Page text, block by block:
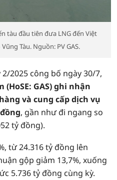
tàu đầu tiên đưa LNG đến Việt
Tàu. Nguồn: PV GAS.
2025 công bố ngày 30/7,
GAS) ghi nhận
và cung cấp dịch vụ
, gần như đi ngang so
tỷ đồng).
từ 24.316 tỷ đồng lên
gộp giảm 13,7%, xuống
5.736 tỷ đồng cùng kỳ.